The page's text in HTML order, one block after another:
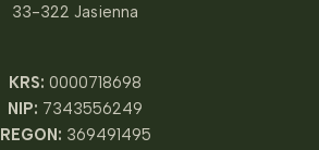
33-322 Jasienna
KRS: 0000718698
NIP: 7343556249
REGON: 369491495